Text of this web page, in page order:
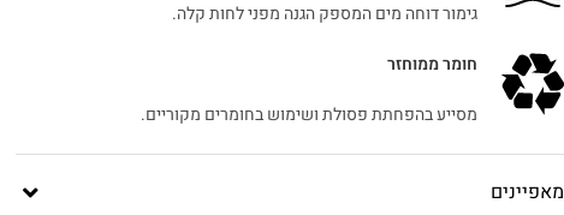
גימור דוחה מים המספק הגנה מפני לחות קלה.
חומר ממוחזר
מסייע בהפחתת פסולת ושימוש בחומרים מקוריים.
מאפיינים